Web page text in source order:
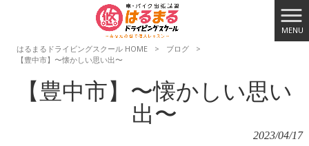
MENU
はるまるドライビングスクール HOME
> ブログ
>
【豊中市】〜懐かしい思い出〜
【豊中市】〜懐かしい思い
出〜
2023/04/17